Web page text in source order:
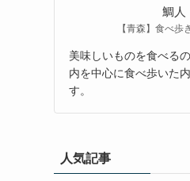
鯛人
【青森】食べ歩
美味しいものを食べる
内を中心に食べ歩いた
す。
人気記事